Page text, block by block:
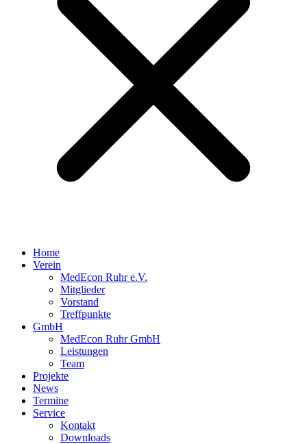
Home
Verein
MedEcon Ruhr e.V.
Mitglieder
Vorstand
Treffpunkte
GmbH
MedEcon Ruhr GmbH
Leistungen
Team
Projekte
News
Termine
Service
Kontakt
Downloads